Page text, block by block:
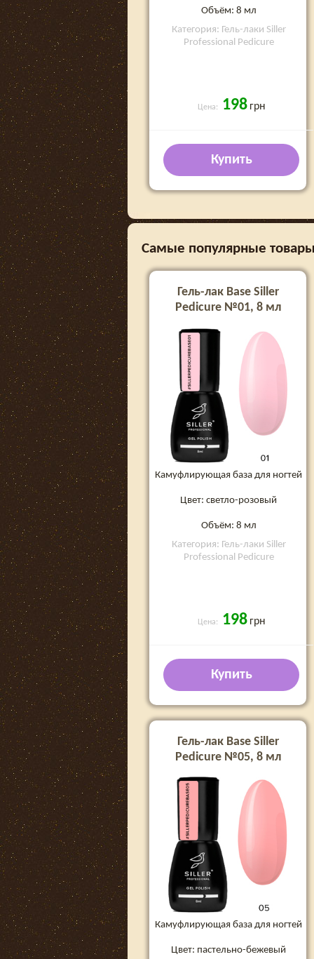
Объём: 8 мл
Категория: Гель-лаки Siller
Professional Pedicure
Цена: 198 грн
Купить
Самые популярные товары
Гель-лак Base Siller
Pedicure №01, 8 мл
Камуфлирующая база для ногтей
Цвет: светло-розовый
Объём: 8 мл
Категория: Гель-лаки Siller
Professional Pedicure
Цена: 198 грн
Купить
Гель-лак Base Siller
Pedicure №05, 8 мл
Камуфлирующая база для ногтей
Цвет: пастельно-бежевый